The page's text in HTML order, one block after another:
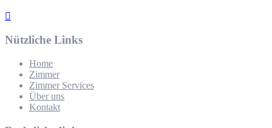
Nützliche Links
Home
Zimmer
Zimmer Services
Über uns
Kontakt